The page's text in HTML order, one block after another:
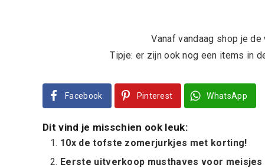
Vanaf vandaag shop je
Tipje: er zijn ook nog een items in
Facebook Pinterest WhatsApp
Dit vind je misschien ook leuk:
10x de tofste zomerjurkjes met korting!
Eerste uitverkoop musthaves voor meisjes